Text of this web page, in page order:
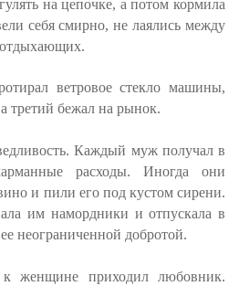
на цепочке, а потом кормила
себя смирно, не лаялись между
отдыхающих.
ветровое стекло машины,
третий бежал на рынок.
Каждый муж получал в
расходы. Иногда они
и пили его под кустом сирени.
им намордники и отпускала в
неограниченной добротой.
женщине приходил любовник.